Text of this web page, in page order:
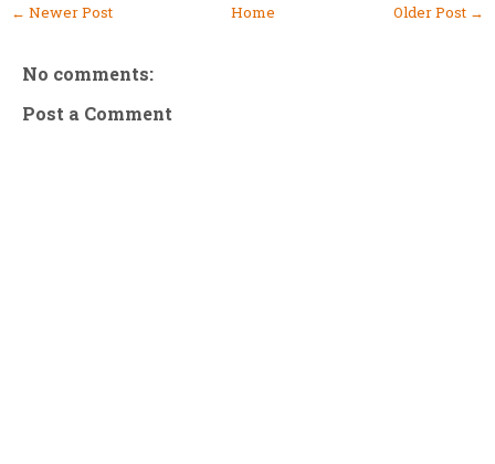
← Newer Post Older Post →
Home
No comments:
Post a Comment